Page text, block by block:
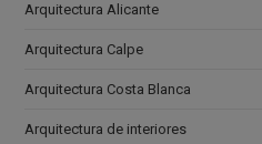
Arquitectura Alicante
Arquitectura Calpe
Arquitectura Costa Blanca
Arquitectura de interiores